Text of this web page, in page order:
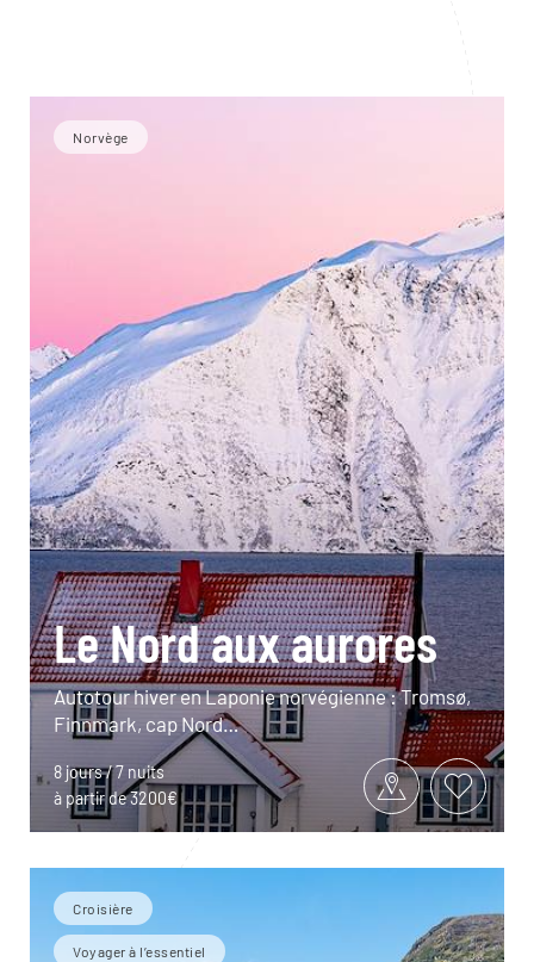
Norvège
Le Nord aux aurores
Autotour hiver en Laponie norvégienne : Tromsø,
Finnmark, cap Nord…
8 jours / 7 nuits
à partir de 3200€
Croisière
Voyager à l’essentiel